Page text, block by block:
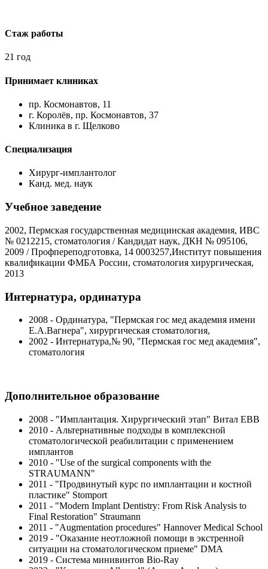
Стаж работы
21 год
Принимает клиниках
пр. Космонавтов, 11
г. Королёв, пр. Космонавтов, 37
Клиника в г. Щелково
Специализация
Хирург-имплантолог
Канд. мед. наук
Учебное заведение
2002, Пермская государственная медицинская академия, ИВС
№ 0212215, стоматология / Кандидат наук, ДКН № 095106,
2009 / Профпереподготовка, 14 0003257,Институт повышения
квалификации ФМБА России, стоматология хирургическая,
2013
Интернатура, ординатура
2008 - Ординатура, "Пермская гос мед академия имени
Е.А.Вагнера", хирургическая стоматология,
2002 - Интернатура,№ 90, "Пермская гос мед академия",
стоматология
Дополнительное образование
2008 - "Имплантация. Хирургический этап" Витал ЕВВ
2010 - Альтернативные подходы в комплексной
стоматологической реабилитации с применением
имплантов
2010 - "Use of the surgical components with the
STRAUMANN"
2011 - "Продвинутый курс по имплантации и костной
пластике" Stomport
2011 - "Modern Implant Dentistry: From Risk Analysis to
Final Restoration" Straumann
2011 - "Augmentation procedures" Hannover Medical School
2019 - "Оказание неотложной помощи в экстренной
ситуации на стоматологическом приеме" DMA
2019 - Система минивинтов Bio-Ray